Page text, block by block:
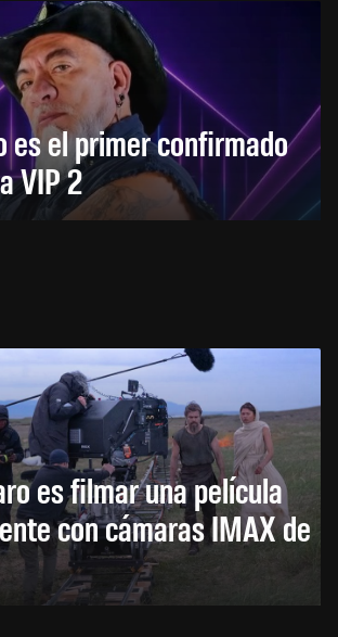
es el primer confirmado
VIP 2
es filmar una película
con cámaras IMAX de